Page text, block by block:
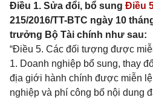
Điều 1. Sửa đổi, bổ sung Điều
215/2016/TT-BTC ngày 10
trưởng Bộ Tài chính như sau:
“Điều 5. Các đối tượng được
1. Doanh nghiệp bổ sung, thay
địa giới hành chính được miễn
nghiệp và phí công bố nội dung